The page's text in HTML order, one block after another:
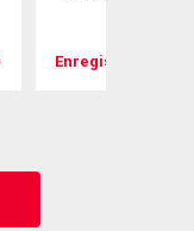
Enregistrer